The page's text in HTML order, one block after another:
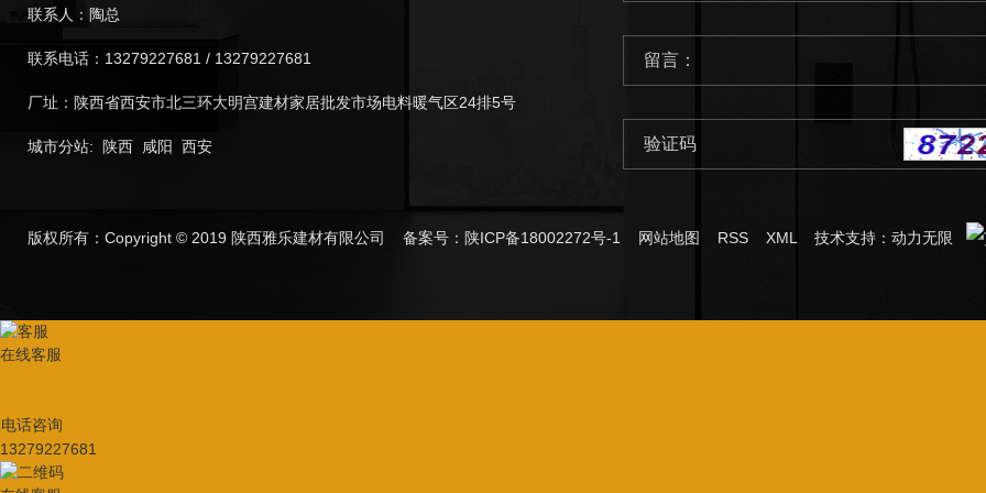
联系人：陶总
联系电话：13279227681 / 13279227681
厂址：陕西省西安市北三环大明宫建材家居批发市场电料暖气区24排5号
城市分站: 陕西 咸阳 西安
版权所有：Copyright © 2019 陕西雅乐建材有限公司 备案号： 陕ICP备18002272号-1 网站地图 RSS XML 技术支持： 动力无限
在线客服
电话咨询
13279227681